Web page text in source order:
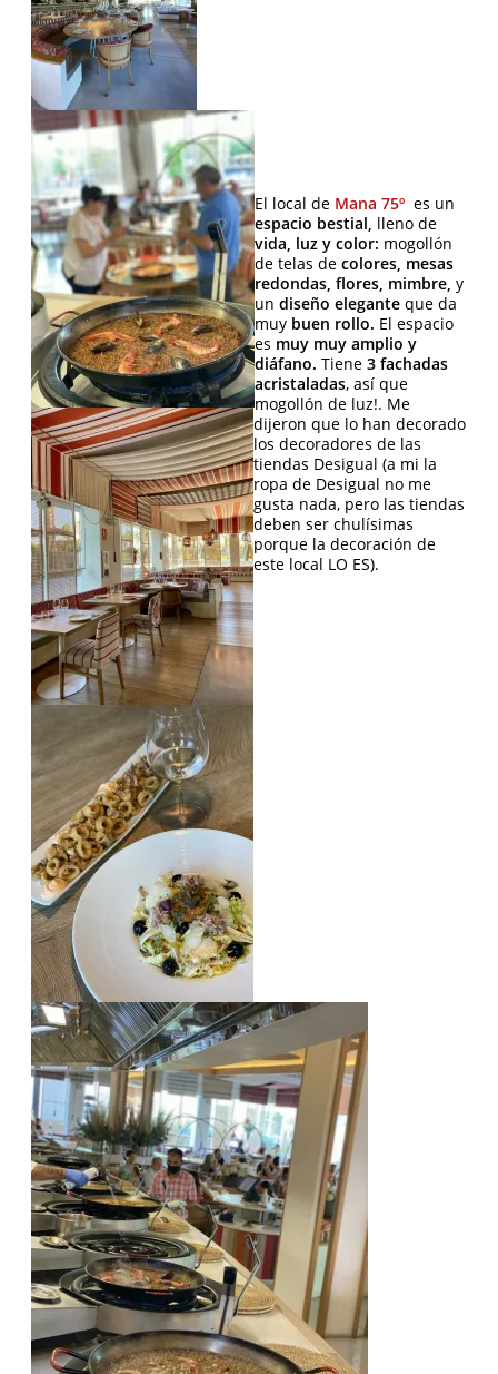
El local de Mana 75º es un
espacio bestial, lleno de
vida, luz y color: mogollón
de telas de colores, mesas
redondas, flores, mimbre, y
un diseño elegante que da
muy buen rollo. El espacio
es muy muy amplio y
diáfano. Tiene 3 fachadas
acristaladas, así que
mogollón de luz!. Me
dijeron que lo han decorado
los decoradores de las
tiendas Desigual (a mi la
ropa de Desigual no me
gusta nada, pero las tiendas
deben ser chulísimas
porque la decoración de
este local LO ES).